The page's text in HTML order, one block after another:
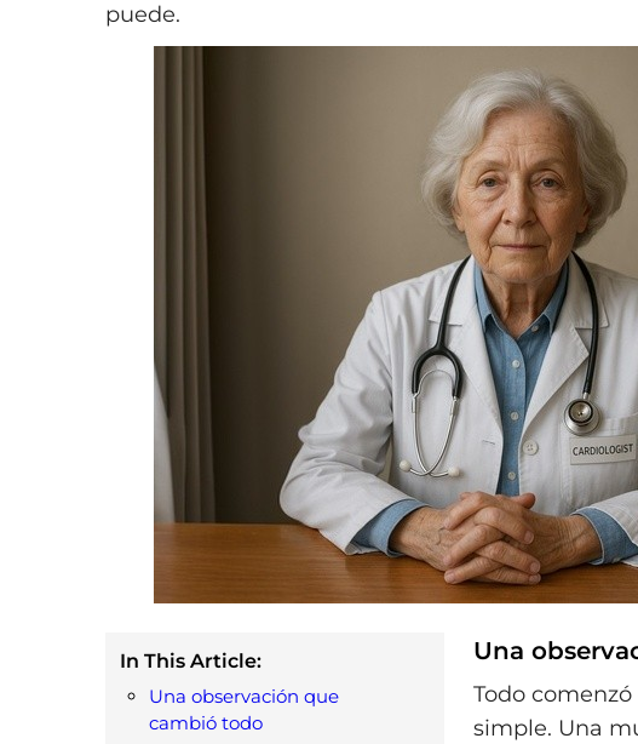
puede.
In This Article:
Una observación que
cambió todo
Una
Todo
simple. Una